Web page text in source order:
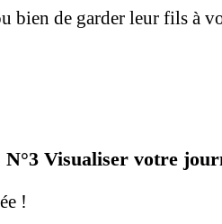
bien de garder leur fils à
N°3 Visualiser votre
!